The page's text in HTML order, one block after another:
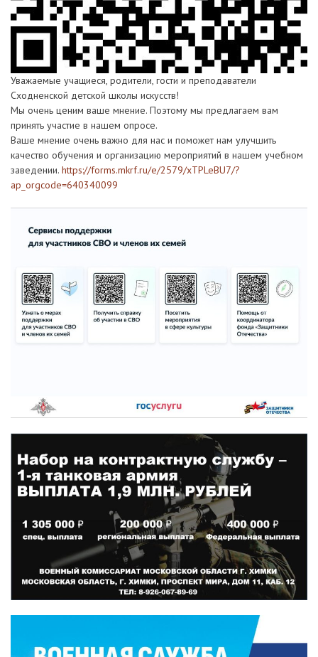
Уважаемые учащиеся, родители, гости и преподаватели
Сходненской детской школы искусств!
Мы очень ценим ваше мнение. Поэтому мы предлагаем вам
принять участие в нашем опросе.
Ваше мнение очень важно для нас и поможет нам улучшить
качество обучения и организацию мероприятий в нашем учебном
заведении. https://forms.mkrf.ru/e/2579/xTPLeBU7/?
ap_orgcode=640340099